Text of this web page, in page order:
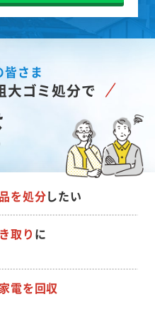
さま
大ゴミ処分で
を処分したい
電を回収
取り に